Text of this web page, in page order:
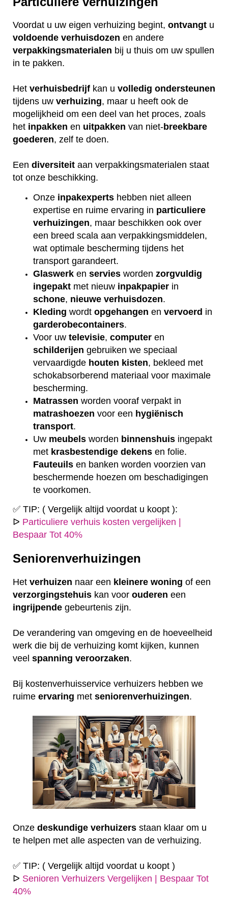
Voordat u uw eigen verhuizing begint, ontvangt u
voldoende verhuisdozen en andere
verpakkingsmaterialen bij u thuis om uw spullen
in te pakken.
Het verhuisbedrijf kan u volledig ondersteunen
tijdens uw verhuizing, maar u heeft ook de
mogelijkheid om een deel van het proces, zoals
het inpakken en uitpakken van niet-breekbare
goederen, zelf te doen.
Een diversiteit aan verpakkingsmaterialen staat
tot onze beschikking.
Onze inpakexperts hebben niet alleen
expertise en ruime ervaring in particuliere
verhuizingen, maar beschikken ook over
een breed scala aan verpakkingsmiddelen,
wat optimale bescherming tijdens het
transport garandeert.
Glaswerk en servies worden zorgvuldig
ingepakt met nieuw inpakpapier in
schone, nieuwe verhuisdozen.
Kleding wordt opgehangen en vervoerd in
garderobecontainers.
Voor uw televisie, computer en
schilderijen gebruiken we speciaal
vervaardigde houten kisten, bekleed met
schokabsorberend materiaal voor maximale
bescherming.
Matrassen worden vooraf verpakt in
matrashoezen voor een hygiënisch
transport.
Uw meubels worden binnenshuis ingepakt
met krasbestendige dekens en folie.
Fauteuils en banken worden voorzien van
beschermende hoezen om beschadigingen
te voorkomen.
✅ TIP: ( Vergelijk altijd voordat u koopt ):
ᐅ Particuliere verhuis kosten vergelijken |
Bespaar Tot 40%
Seniorenverhuizingen
Het verhuizen naar een kleinere woning of een
verzorgingstehuis kan voor ouderen een
ingrijpende gebeurtenis zijn.
De verandering van omgeving en de hoeveelheid
werk die bij de verhuizing komt kijken, kunnen
veel spanning veroorzaken.
Bij kostenverhuisservice verhuizers hebben we
ruime ervaring met seniorenverhuizingen.
Onze deskundige verhuizers staan klaar om u
te helpen met alle aspecten van de verhuizing.
✅ TIP: ( Vergelijk altijd voordat u koopt )
ᐅ Senioren Verhuizers Vergelijken | Bespaar Tot
40%